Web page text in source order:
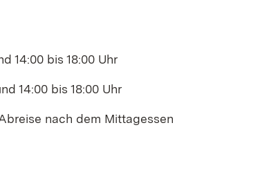
14:00 bis 18:00 Uhr
14:00 bis 18:00 Uhr
nach dem Mittagessen